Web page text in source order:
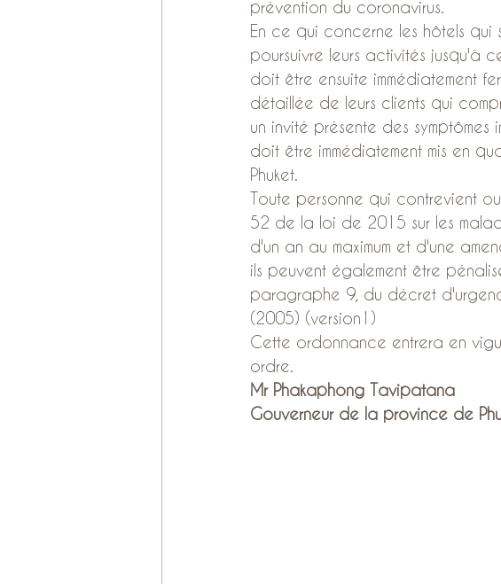
prévention du coronavirus.
En ce qui concerne les hôtels
poursuivre leurs activités jusqu'à
doit être ensuite immédiatement
détaillée de leurs clients qui
un invité présente des
doit être immédiatement mis en
Phuket.
Toute personne qui contrevient
52 de la loi de 2015 sur les
d'un an au maximum et d'une
ils peuvent également être
paragraphe 9, du décret
(2005) (version1)
Cette ordonnance entrera en
ordre.
Mr Phakaphong Tavipatana
Gouverneur de la province de